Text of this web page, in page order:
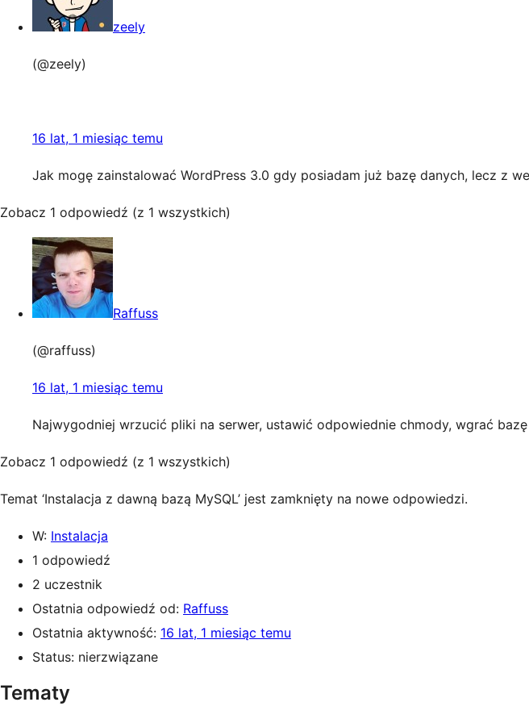
zeely
(@zeely)
16 lat, 1 miesiąc temu
Jak mogę zainstalować WordPress 3.0 gdy posiadam już bazę danych, lecz z
Zobacz 1 odpowiedź (z 1 wszystkich)
Raffuss
(@raffuss)
16 lat, 1 miesiąc temu
Najwygodniej wrzucić pliki na serwer, ustawić odpowiednie chmody, wgrać
Zobacz 1 odpowiedź (z 1 wszystkich)
Temat ‘Instalacja z dawną bazą MySQL’ jest zamknięty na nowe odpowiedzi.
W: Instalacja
1 odpowiedź
2 uczestnik
Ostatnia odpowiedź od: Raffuss
Ostatnia aktywność: 16 lat, 1 miesiąc temu
Status: nierzwiązane
Tematy